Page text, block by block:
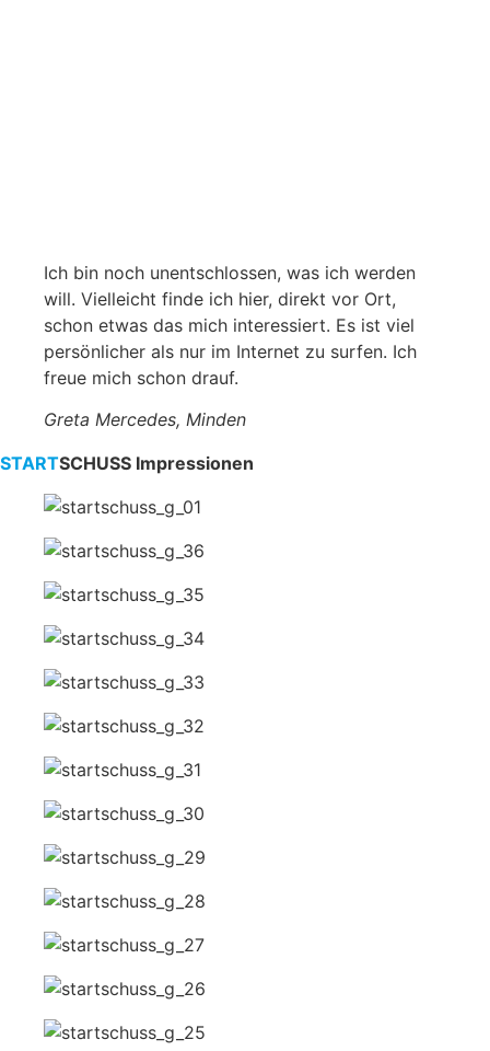
Ich bin noch unentschlossen, was ich werden
will. Vielleicht finde ich hier, direkt vor Ort,
schon etwas das mich interessiert. Es ist viel
persönlicher als nur im Internet zu surfen. Ich
freue mich schon drauf.
Greta Mercedes, Minden
STARTSCHUSS Impressionen